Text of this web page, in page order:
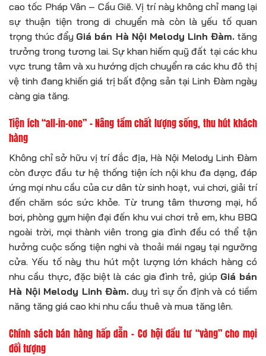
cao tốc Pháp Vân – Cầu Giẽ. Vị trí này không chỉ mang lại
sự thuận tiện trong di chuyển mà còn là yếu tố quan
trọng thúc đẩy Giá bán Hà Nội Melody Linh Đàm.tăng
trưởng trong tương lai. Sự khan hiếm quỹ đất tại các khu
vực trung tâm và xu hướng dịch chuyển ra các khu đô thị
vệ tinh đang khiến giá trị bất động sản tại Linh Đàm ngày
càng gia tăng.
Tiện ích “all-in-one” – Nâng tầm chất lượng sống, thu hút khách
hàng
Không chỉ sở hữu vị trí đắc địa, Hà Nội Melody Linh Đàm
còn được đầu tư hệ thống tiện ích nội khu đa dạng, đáp
ứng mọi nhu cầu của cư dân từ sinh hoạt, vui chơi, giải trí
đến chăm sóc sức khỏe. Từ trung tâm thương mại, hồ
bơi, phòng gym hiện đại đến khu vui chơi trẻ em, khu BBQ
ngoài trời, mọi thành viên trong gia đình đều có thể tận
hưởng cuộc sống tiện nghi và thoải mái ngay tại ngưỡng
cửa. Yếu tố này thu hút một lượng lớn khách hàng có
nhu cầu thực, đặc biệt là các gia đình trẻ, giúp Giá bán
Hà Nội Melody Linh Đàm. duy trì sự ổn định và có tiềm
năng tăng giá cao khi nhu cầu thuê và mua tăng lên.
Chính sách bán hàng hấp dẫn – Cơ hội đầu tư “vàng” cho mọi
đối tượng